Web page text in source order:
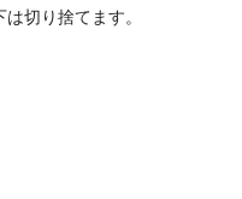
切り捨てます。